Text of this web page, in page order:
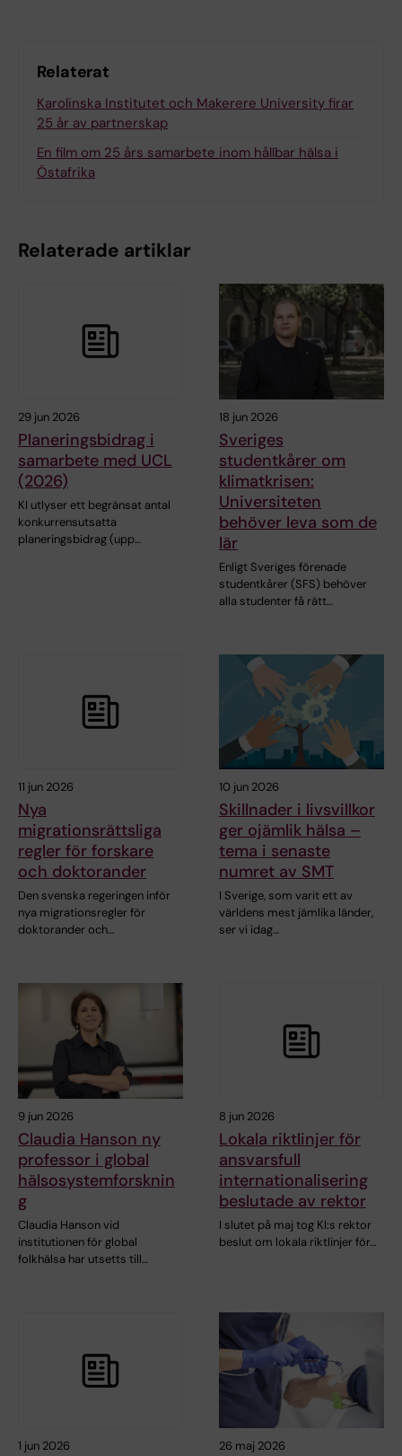
Relaterat
Karolinska Institutet och Makerere University firar
25 år av partnerskap
En film om 25 års samarbete inom hållbar hälsa i
Östafrika
Relaterade artiklar
29 jun 2026
Planeringsbidrag i
samarbete med UCL
(2026)
KI utlyser ett begränsat antal
konkurrensutsatta
planeringsbidrag (upp…
18 jun 2026
Sveriges
studentkårer om
klimatkrisen:
Universiteten
behöver leva som de
lär
Enligt Sveriges förenade
studentkårer (SFS) behöver
alla studenter få rätt…
11 jun 2026
Nya
migrationsrättsliga
regler för forskare
och doktorander
Den svenska regeringen inför
nya migrationsregler för
doktorander och…
10 jun 2026
Skillnader i livsvillkor
ger ojämlik hälsa –
tema i senaste
numret av SMT
I Sverige, som varit ett av
världens mest jämlika länder,
ser vi idag…
9 jun 2026
Claudia Hanson ny
professor i global
hälsosystemforsknin
g
Claudia Hanson vid
institutionen för global
folkhälsa har utsetts till…
8 jun 2026
Lokala riktlinjer för
ansvarsfull
internationalisering
beslutade av rektor
I slutet på maj tog KI:s rektor
beslut om lokala riktlinjer för…
1 jun 2026 26 maj 2026